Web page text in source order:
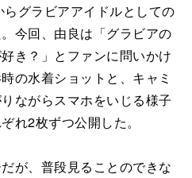
グラビアアイドルとしての
今回、由良は「グラビアの
き？」とファンに問いかけ
の水着ショットと、キャミ
ながらスマホをいじる様子
れ2枚ずつ公開した。
が、普段見ることのできな